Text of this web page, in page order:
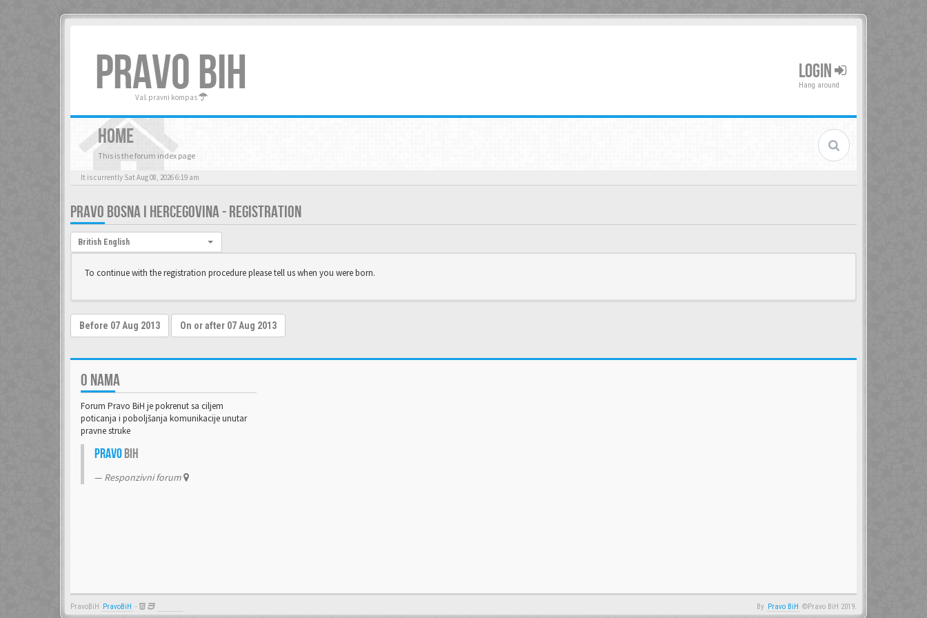
PRAVO BIH
Vaš pravni kompas
LOGIN
Hang around
HOME
This is the forum index page
It is currently Sat Aug 08, 2026 6:19 am
PRAVO BOSNA I HERCEGOVINA - REGISTRATION
Language:
British English
To continue with the registration procedure please tell us when you were born.
O NAMA
Forum Pravo BiH je pokrenut sa ciljem
poticanja i poboljšanja komunikacije unutar
pravne struke
PravoBiH
Responzivni forum
PravoBiH PravoBiH - By Pravo BiH ©Pravo BiH 2019.